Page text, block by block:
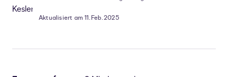
Aktualisiert am 11. Feb. 2025